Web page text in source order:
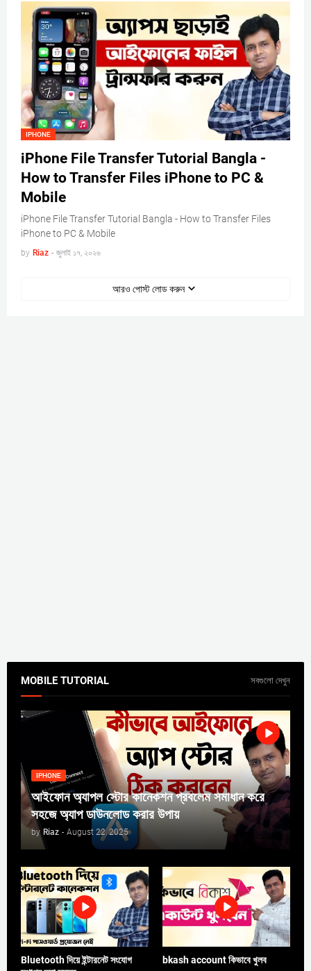
IPHONE
iPhone File Transfer Tutorial Bangla -
How to Transfer Files iPhone to PC &
Mobile
iPhone File Transfer Tutorial Bangla - How to Transfer Files
iPhone to PC & Mobile
by Riaz - জুলাই ১৭, ২০২৬
আরও পোস্ট লোড করুন
MOBILE TUTORIAL সবগুলো দেখুন
IPHONE
আইফোন অ্যাপল স্টোর কানেকশন প্রবলেম সমাধান করে
সহজে অ্যাপ ডাউনলোড করার উপায়
by Riaz - August 22, 2025
Bluetooth দিয়ে ইন্টারনেট সংযোগ
bkash account কিভাবে খুলব